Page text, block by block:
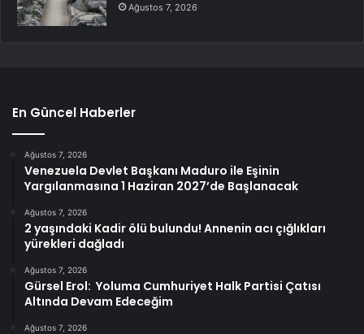
Ağustos 7, 2026
En Güncel Haberler
Ağustos 7, 2026
Venezuela Devlet Başkanı Maduro ile Eşinin
Yargılanmasına 1 Haziran 2027’de Başlanacak
Ağustos 7, 2026
2 yaşındaki Kadir ölü bulundu! Annenin acı çığlıkları
yürekleri dağladı
Ağustos 7, 2026
Gürsel Erol: Yoluma Cumhuriyet Halk Partisi Çatısı
Altında Devam Edeceğim
Ağustos 7, 2026